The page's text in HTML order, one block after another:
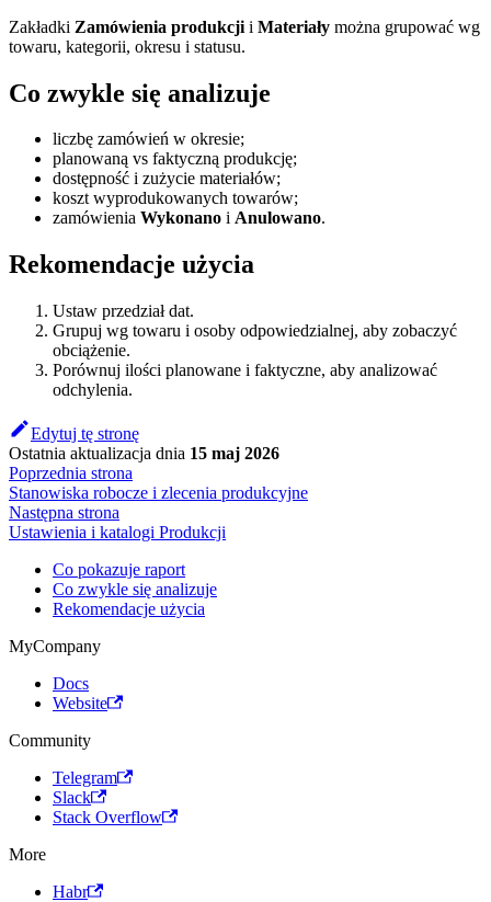
Zakładki Zamówienia produkcji i Materiały można grupować wg
towaru, kategorii, okresu i statusu.
Co zwykle się analizuje
liczbę zamówień w okresie;
planowaną vs faktyczną produkcję;
dostępność i zużycie materiałów;
koszt wyprodukowanych towarów;
zamówienia Wykonano i Anulowano.
Rekomendacje użycia
Ustaw przedział dat.
Grupuj wg towaru i osoby odpowiedzialnej, aby zobaczyć
obciążenie.
Porównuj ilości planowane i faktyczne, aby analizować
odchylenia.
Edytuj tę stronę
Ostatnia aktualizacja dnia 15 maj 2026
Poprzednia strona
Stanowiska robocze i zlecenia produkcyjne
Następna strona
Ustawienia i katalogi Produkcji
Co pokazuje raport
Co zwykle się analizuje
Rekomendacje użycia
MyCompany
Docs
Website
Community
Telegram
Slack
Stack Overflow
More
Habr